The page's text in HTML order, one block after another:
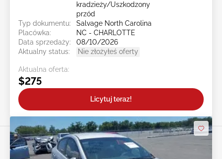
kradzieży/Uszkodzony
przód
Typ dokumentu:
Salvage North Carolina
Placówka:
NC - CHARLOTTE
Data sprzedaży:
08/10/2026
Aktualny status:
Nie złożyłeś oferty
Aktualna oferta:
$275
Licytuj teraz!